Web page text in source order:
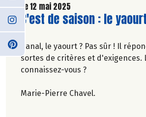
Le 12 mai 2025
Lire la suite de l'article
C'est de saison : le yaourt
Banal, le yaourt ? Pas sûr ! Il
sortes de critères et d'exigences.
connaissez-vous ?
Marie-Pierre Chavel.